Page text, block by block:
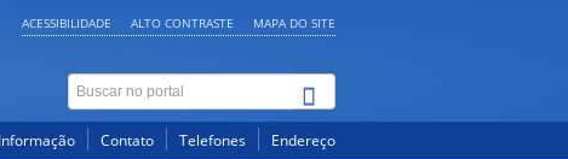
ACESSIBILIDADE ALTO CONTRASTE MAPA DO SITE
Contato Telefones Endereço